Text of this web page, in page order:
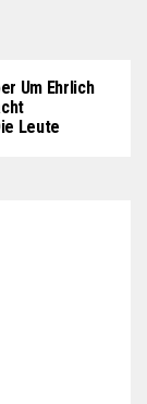
Um Ehrlich
Leute